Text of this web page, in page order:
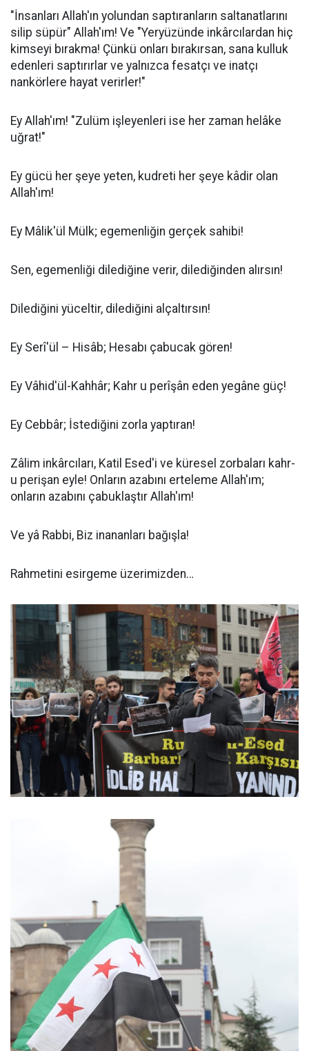
"İnsanları Allah'ın yolundan saptıranların saltanatlarını
silip süpür" Allah'ım! Ve "Yeryüzünde inkârcılardan hiç
kimseyi bırakma! Çünkü onları bırakırsan, sana kulluk
edenleri saptırırlar ve yalnızca fesatçı ve inatçı
nankörlere hayat verirler!"
Ey Allah'ım! "Zulüm işleyenleri ise her zaman helâke
uğrat!"
Ey gücü her şeye yeten, kudreti her şeye kâdir olan
Allah'ım!
Ey Mâlik'ül Mülk; egemenliğin gerçek sahibi!
Sen, egemenliği dilediğine verir, dilediğinden alırsın!
Dilediğini yüceltir, dilediğini alçaltırsın!
Ey Serî'ül – Hisâb; Hesabı çabucak gören!
Ey Vâhid'ül-Kahhâr; Kahr u perîşân eden yegâne güç!
Ey Cebbâr; İstediğini zorla yaptıran!
Zâlim inkârcıları, Katil Esed'i ve küresel zorbaları kahr-
u perişan eyle! Onların azabını erteleme Allah'ım;
onların azabını çabuklaştır Allah'ım!
Ve yâ Rabbi, Biz inananları bağışla!
Rahmetini esirgeme üzerimizden…